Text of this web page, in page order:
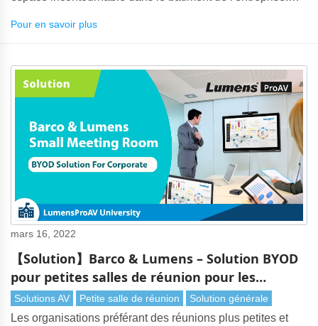
souvent lieu dans des espaces de réunion de taille
Pour en savoir plus
mars 16, 2022
【Solution】Barco & Lumens – Solution BYOD
pour petites salles de réunion pour les
entreprises
Solutions AV Petite salle de réunion Solution générale
Les organisations préférant des réunions plus petites et